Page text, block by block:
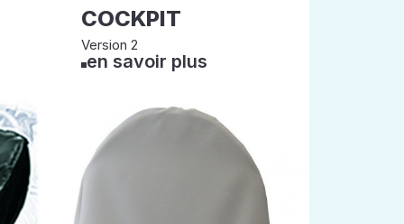
COCKPIT
Version 2
en savoir plus